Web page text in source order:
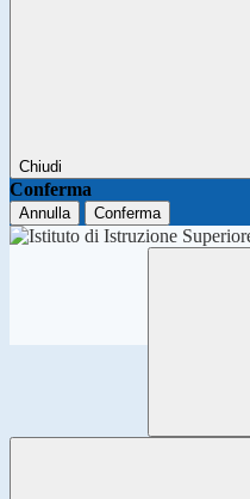
Chiudi
Conferma
Annulla Conferma